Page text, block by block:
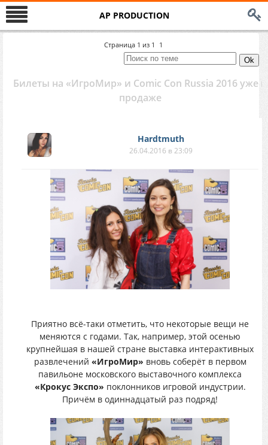
AP PRODUCTION
Страница 1 из 1 1
Билеты на «ИгроМир» и Comic Con Russia 2016 уже в
продаже
Hardtmuth
26.04.2016 в 23:09
Приятно всё-таки отметить, что некоторые вещи не
меняются с годами. Так, например, этой осенью
крупнейшая в нашей стране выставка интерактивных
развлечений «ИгроМир» вновь соберёт в первом
павильоне московского выставочного комплекса
«Крокус Экспо» поклонников игровой индустрии.
Причём в одиннадцатый раз подряд!